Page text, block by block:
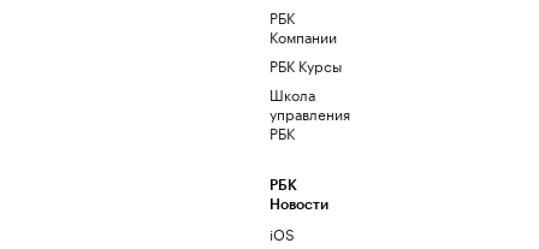
РБК
Компании
РБК Курсы
Школа
управления
РБК
РБК
Новости
iOS